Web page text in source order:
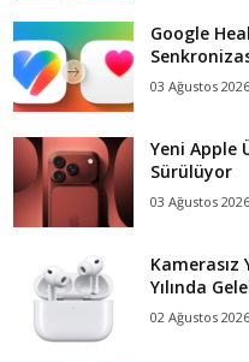
Google
03 Ağustos 2026
Yeni Apple
Sürülüyor
03 Ağustos 2026
Kamerasız
Yılında
02 Ağustos 2026